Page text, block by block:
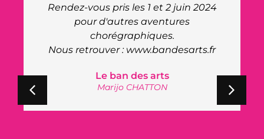
Clara Morgane
Cabaret de Clara Morgane